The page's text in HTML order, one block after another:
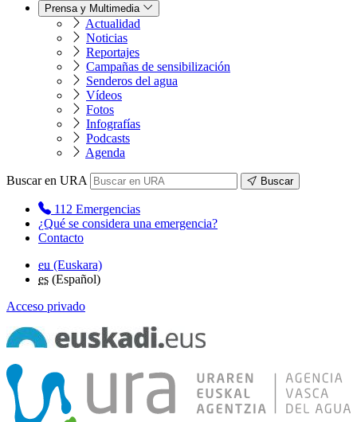
Prensa y Multimedia
Actualidad
Noticias
Reportajes
Campañas de sensibilización
Senderos del agua
Vídeos
Fotos
Infografías
Podcasts
Agenda
Buscar en URA Buscar
112 Emergencias
¿Qué se considera una emergencia?
Contacto
eu (Euskara)
es (Español)
Acceso privado